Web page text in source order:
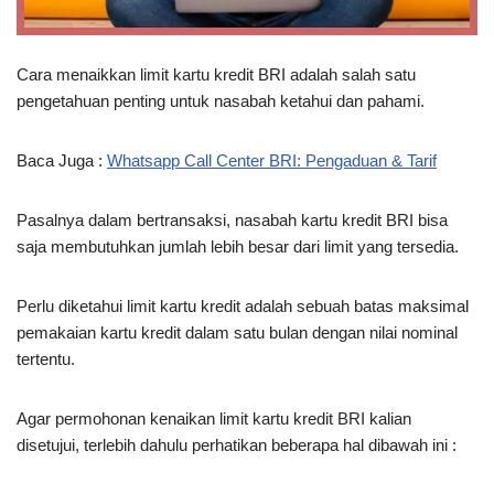
Cara menaikkan limit kartu kredit BRI adalah salah satu
pengetahuan penting untuk nasabah ketahui dan pahami.
Baca Juga : Whatsapp Call Center BRI: Pengaduan & Tarif
Pasalnya dalam bertransaksi, nasabah kartu kredit BRI bisa
saja membutuhkan jumlah lebih besar dari limit yang tersedia.
Perlu diketahui limit kartu kredit adalah sebuah batas maksimal
pemakaian kartu kredit dalam satu bulan dengan nilai nominal
tertentu.
Agar permohonan kenaikan limit kartu kredit BRI kalian
disetujui, terlebih dahulu perhatikan beberapa hal dibawah ini :